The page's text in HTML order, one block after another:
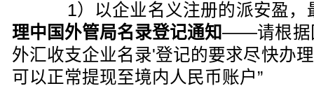
1）以企业名义注册的派安盈，
理中国外管局名录登记通知——请根据
外汇收支企业名录'登记的要求尽快办
可以正常提现至境内人民币账户”